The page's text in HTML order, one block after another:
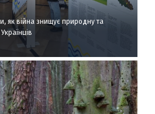
як війна знищує природну та